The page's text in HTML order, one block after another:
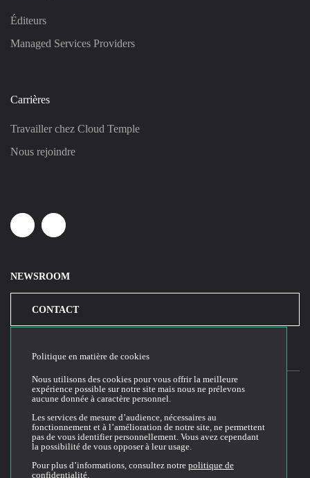
Éditeurs
Managed Services Providers
Carrières
Travailler chez Cloud Temple
Nous rejoindre
LinkedinYoutube
NEWSROOM
CONTACT
Conditions générales d'utilisation du site web
Politique de confidentialité
Politique de cookies
Politique en matière de cookies
Nous utilisons des cookies pour vous offrir la meilleure
expérience possible sur notre site mais nous ne prélevons
aucune donnée à caractère personnel.
Les services de mesure d’audience, nécessaires au
fonctionnement et à l’amélioration de notre site, ne permettent
pas de vous identifier personnellement. Vous avez cependant
la possibilité de vous opposer à leur usage.
Pour plus d’informations, consultez notre politique de
confidentialité.